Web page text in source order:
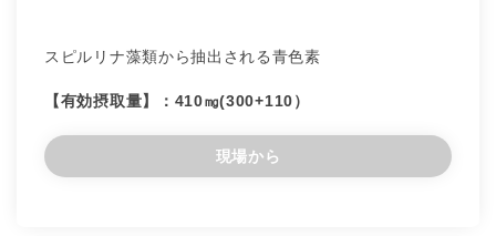
スピルリナ藻類から抽出される青色素
【有効摂取量】：410㎎(300+110）
現場から